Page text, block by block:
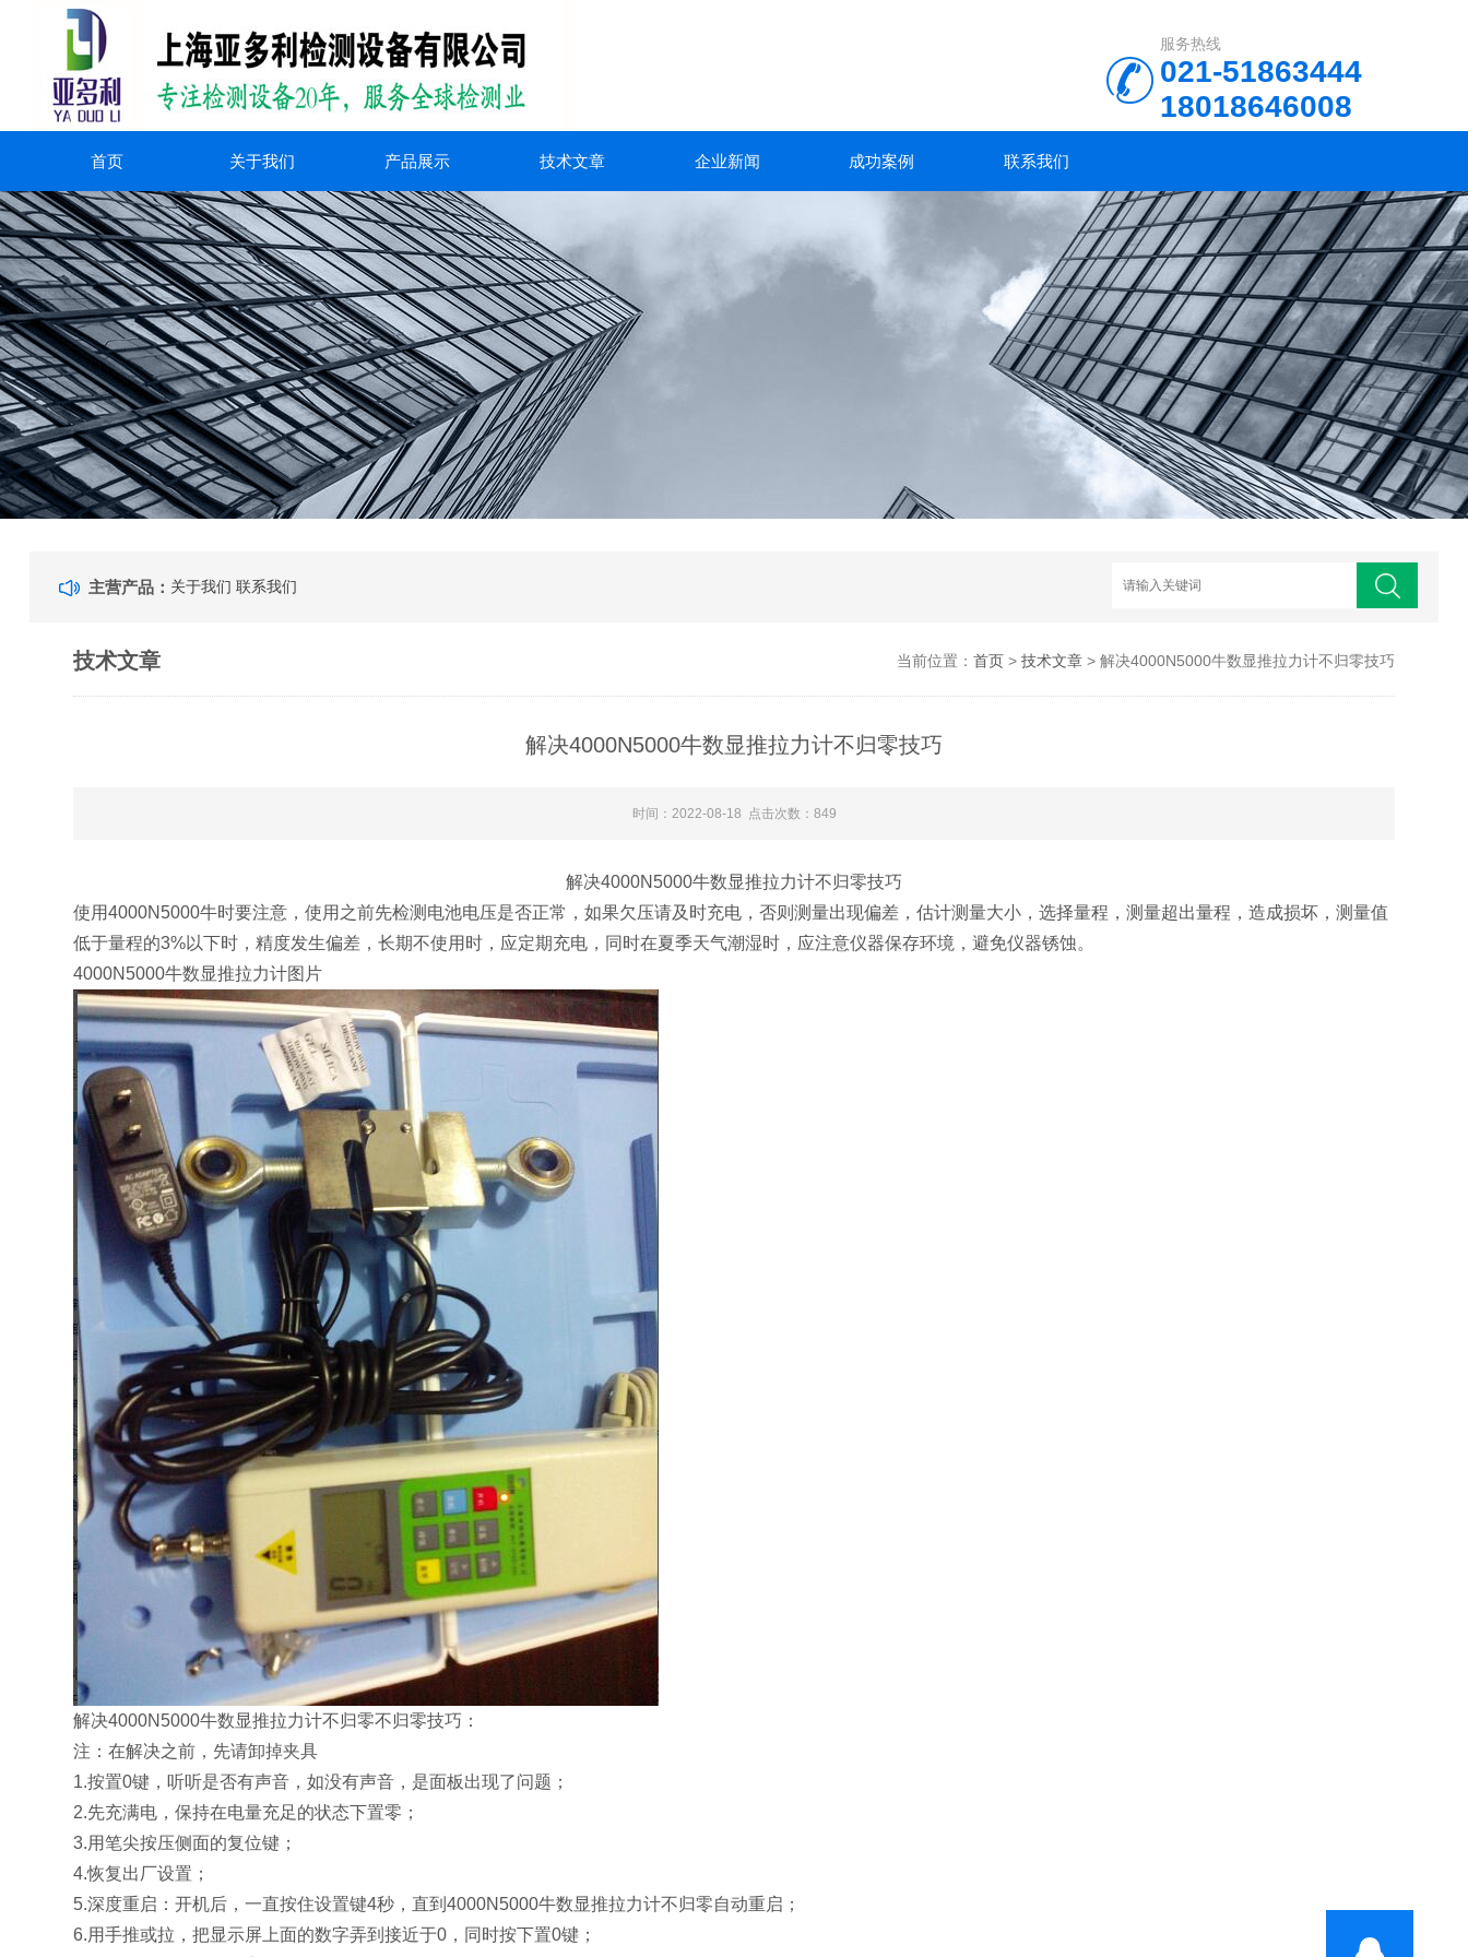
服务热线
021-51863444
18018646008
首页 关于我们 产品展示 技术文章 企业新闻 成功案例 联系我们
主营产品： 关于我们 联系我们
技术文章 当前位置： 首页> 技术文章> 解决​4000N5000牛数显推拉力计不归零技巧​
解决​4000N5000牛数显推拉力计不归零技巧​
时间：2022-08-18 点击次数：849
解决4000N5000牛数显推拉力计不归零技巧
使用4000N5000牛时要注意，使用之前先检测电池电压是否正常，如果欠压请及时充电，否则测量出现偏差，估计测量大小，选择量程，测量超出量程，造成损坏，测量值
低于量程的3%以下时，精度发生偏差，长期不使用时，应定期充电，同时在夏季天气潮湿时，应注意仪器保存环境，避免仪器锈蚀。
4000N5000牛数显推拉力计图片
解决4000N5000牛数显推拉力计不归零不归零技巧 ：
注：在解决之前，先请卸掉夹具
1.按置0键，听听是否有声音，如没有声音，是面板出现了问题；
2.先充满电，保持在电量充足的状态下置零；
3.用笔尖按压侧面的复位键；
4.恢复出厂设置；
5.深度重启：开机后，一直按住设置键4秒，直到4000N5000牛数显推拉力计不归零自动重启；
6.用手推或拉，把显示屏上面的数字弄到接近于0，同时按下置0键；